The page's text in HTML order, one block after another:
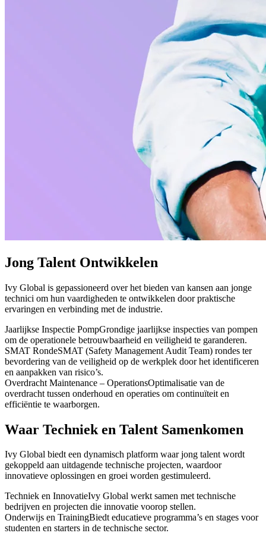
Jong Talent Ontwikkelen
Ivy Global is gepassioneerd over het bieden van kansen aan jonge
technici om hun vaardigheden te ontwikkelen door praktische
ervaringen en verbinding met de industrie.
Jaarlijkse Inspectie PompGrondige jaarlijkse inspecties van pompen
om de operationele betrouwbaarheid en veiligheid te garanderen.
SMAT RondeSMAT (Safety Management Audit Team) rondes ter
bevordering van de veiligheid op de werkplek door het identificeren
en aanpakken van risico’s.
Overdracht Maintenance – OperationsOptimalisatie van de
overdracht tussen onderhoud en operaties om continuïteit en
efficiëntie te waarborgen.
Waar Techniek en Talent Samenkomen
Ivy Global biedt een dynamisch platform waar jong talent wordt
gekoppeld aan uitdagende technische projecten, waardoor
innovatieve oplossingen en groei worden gestimuleerd.
Techniek en InnovatieIvy Global werkt samen met technische
bedrijven en projecten die innovatie voorop stellen.
Onderwijs en TrainingBiedt educatieve programma’s en stages voor
studenten en starters in de technische sector.